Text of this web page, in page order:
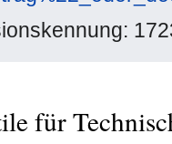
für